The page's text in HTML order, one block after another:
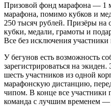
Призовой фонд марафона — 1
марафона, помимо кубков и
250 тысяч рублей. Призёры
кубки, медали, грамоты и
Все без исключения
У бегунов есть возможность
зарегистрироваться на
шесть участников из одной
марафонскую дистанцию,
чипом. В конце все участники
команда с лучшим временем